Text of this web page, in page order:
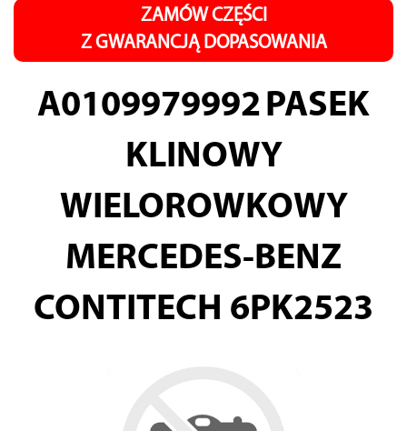
ZAMÓW CZĘŚCI
Z GWARANCJĄ DOPASOWANIA
A0109979992 PASEK
KLINOWY
WIELOROWKOWY
MERCEDES-BENZ
CONTITECH 6PK2523